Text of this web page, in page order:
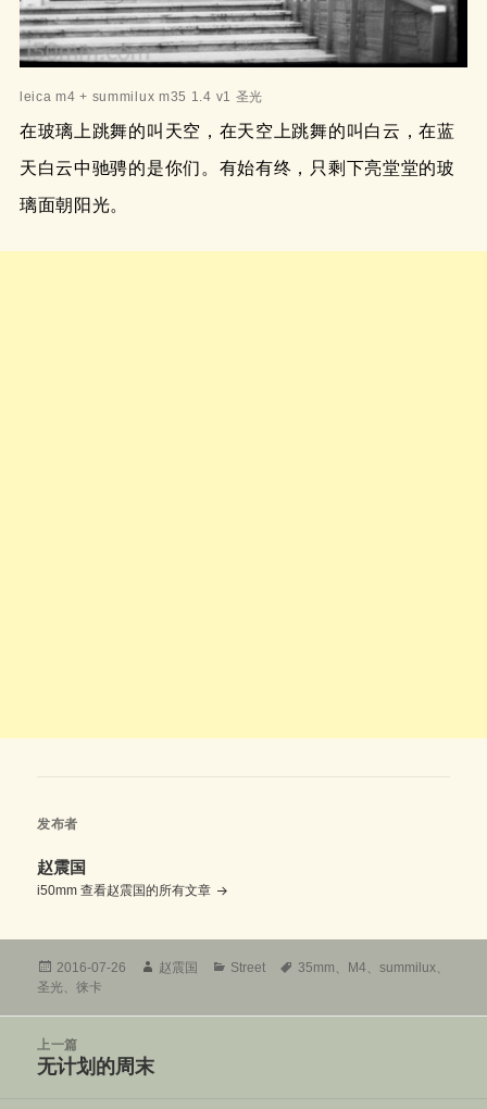
leica m4 + summilux m35 1.4 v1 圣光
在玻璃上跳舞的叫天空，在天空上跳舞的叫白云，在蓝
天白云中驰骋的是你们。有始有终，只剩下亮堂堂的玻
璃面朝阳光。
发布者
赵震国
i50mm查看赵震国的所有文章
发
布
2016-07-26
作
赵震国
分
Street
标
35mm M4 、summilux
圣光 、徕卡
上一篇
上
无计划的周末